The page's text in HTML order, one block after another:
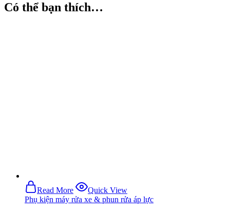
Có thể bạn thích…
Read More
Quick View
Phụ kiện máy rửa xe & phun rửa áp lực